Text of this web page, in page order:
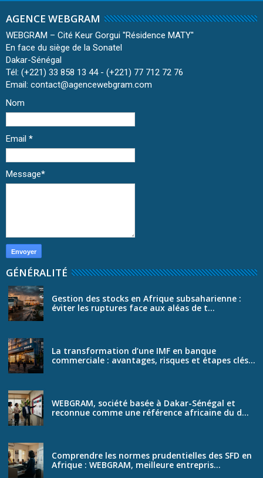
AGENCE WEBGRAM
WEBGRAM – Cité Keur Gorgui ''Résidence MATY''
En face du siège de la Sonatel
Dakar-Sénégal
Tél: (+221) 33 858 13 44 - (+221) 77 712 72 76
Email: contact@agencewebgram.com
Nom
Email *
Message*
GÉNÉRALITÉ
Gestion des stocks en Afrique subsaharienne :
éviter les ruptures face aux aléas de t...
La transformation d’une IMF en banque
commerciale : avantages, risques et étapes clés...
WEBGRAM, société basée à Dakar-Sénégal et
reconnue comme une référence africaine du d...
Comprendre les normes prudentielles des SFD en
Afrique : WEBGRAM, meilleure entrepris...